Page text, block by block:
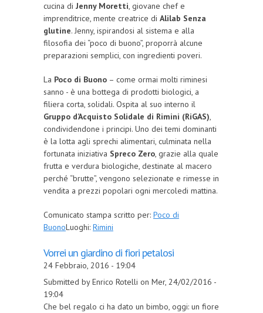
cucina di Jenny Moretti, giovane chef e
imprenditrice, mente creatrice di Alilab Senza
glutine. Jenny, ispirandosi al sistema e alla
filosofia dei “poco di buono”, proporrà alcune
preparazioni semplici, con ingredienti poveri.
La Poco di Buono – come ormai molti riminesi
sanno - è una bottega di prodotti biologici, a
filiera corta, solidali. Ospita al suo interno il
Gruppo d’Acquisto Solidale di Rimini (RiGAS),
condividendone i principi. Uno dei temi dominanti
è la lotta agli sprechi alimentari, culminata nella
fortunata iniziativa Spreco Zero, grazie alla quale
frutta e verdura biologiche, destinate al macero
perché “brutte”, vengono selezionate e rimesse in
vendita a prezzi popolari ogni mercoledi mattina.
Comunicato stampa scritto per: Poco di
BuonoLuoghi: Rimini
Vorrei un giardino di fiori petalosi
24 Febbraio, 2016 - 19:04
Submitted by Enrico Rotelli on Mer, 24/02/2016 -
19:04
Che bel regalo ci ha dato un bimbo, oggi: un fiore